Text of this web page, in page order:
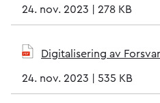
24. nov. 2023 278 KB
Digitalisering av
24. nov. 2023 535 KB